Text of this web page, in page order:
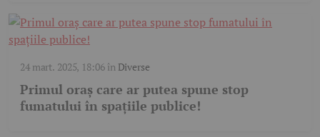
24 mart. 2025, 18:06în Diverse
Primul oraș care ar putea spune stop
fumatului în spațiile publice!